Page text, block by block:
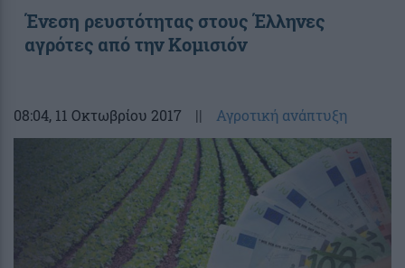
Ένεση ρευστότητας στους Έλληνες
αγρότες από την Κομισιόν
08:04, 11 Οκτωβρίου 2017 || Αγροτική ανάπτυξη